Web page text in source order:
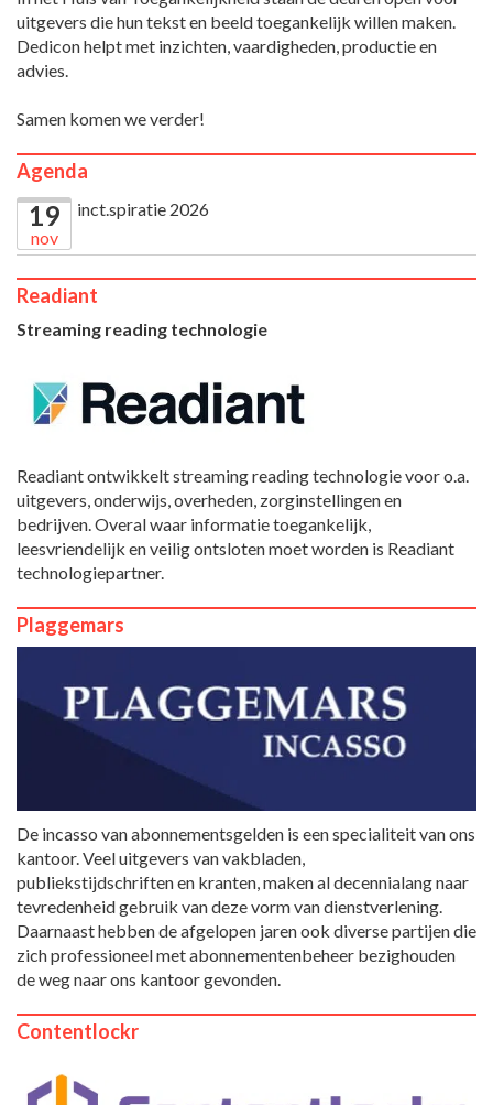
uitgevers die hun tekst en beeld toegankelijk willen maken.
Dedicon helpt met inzichten, vaardigheden, productie en
advies.
Samen komen we verder!
Agenda
19
nov
inct.spiratie 2026
Readiant
Streaming reading technologie
Readiant ontwikkelt streaming reading technologie voor o.a.
uitgevers, onderwijs, overheden, zorginstellingen en
bedrijven. Overal waar informatie toegankelijk,
leesvriendelijk en veilig ontsloten moet worden is Readiant
technologiepartner.
Plaggemars
De incasso van abonnementsgelden is een specialiteit van ons
kantoor. Veel uitgevers van vakbladen,
publiekstijdschriften en kranten, maken al decennialang naar
tevredenheid gebruik van deze vorm van dienstverlening.
Daarnaast hebben de afgelopen jaren ook diverse partijen die
zich professioneel met abonnementenbeheer bezighouden
de weg naar ons kantoor gevonden.
Contentlockr